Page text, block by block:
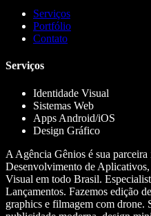
Serviços
Portfólio
Contato
Serviços
Identidade Visual
Sistemas Web
Apps Android/iOS
Design Gráfico
A Agência Gênios é sua
Desenvolvimento de
Visual em todo Brasil.
Lançamentos. Fazemos edição
graphics e filmagem com drone.